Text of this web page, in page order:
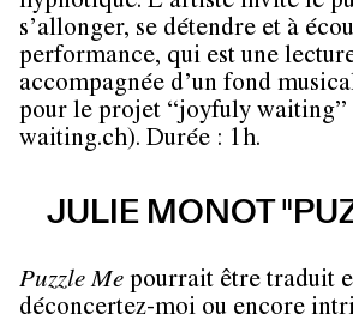
s’allonger, se détendre et à
performance, qui est une
accompagnée d’un fond
pour le projet “joyfuly
waiting.ch). Durée : 1h.
JULIE MONOT
Puzzle Me pourrait être traduit
déconcertez-moi ou encore